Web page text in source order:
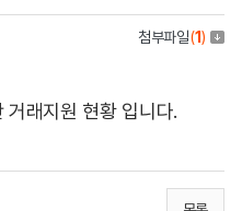
첨부파일(1)
래지원 현황 입니다.